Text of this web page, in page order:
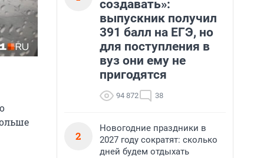
создавать»:
выпускник получил
391 балл на ЕГЭ, но
для поступления в
вуз они ему не
пригодятся
94 872 38
2
Новогодние праздники в
2027 году сократят: сколько
дней будем отдыхать